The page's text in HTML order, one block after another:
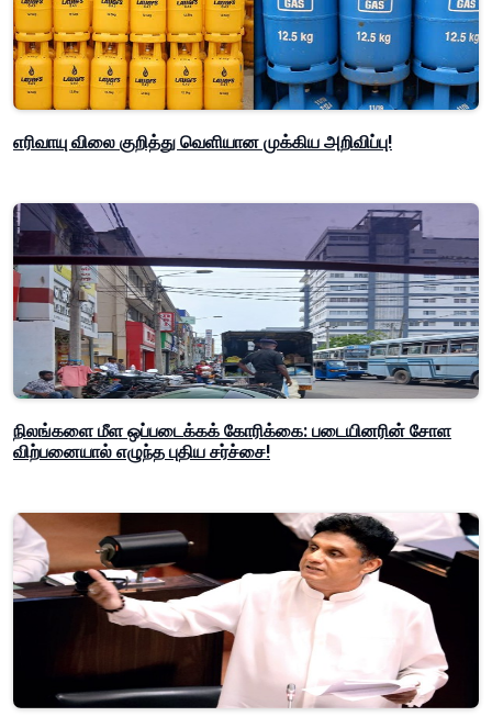
எரிவாயு விலை குறித்து வெளியான முக்கிய அறிவிப்பு!
நிலங்களை மீள ஒப்படைக்கக் கோரிக்கை: படையினரின் சோள
விற்பனையால் எழுந்த புதிய சர்ச்சை!